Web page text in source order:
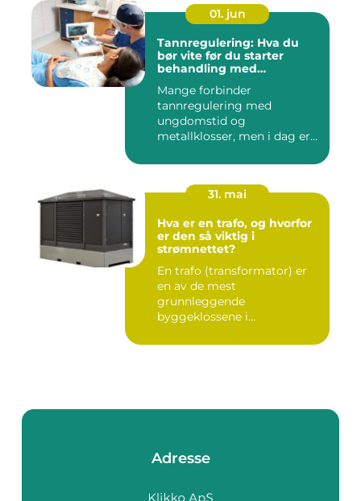
01. jun
Tannregulering: Hva du
bør vite før du starter
behandling med
Mange forbinder
tannregulering med
ungdomstid og
metallklosser, men i dag er
31. mai
Hva er en trafo, og hvorfor
er den så viktig i
strømnettet?
En trafo (transformator) er
en av de mest
grunnleggende
byggeklossene i
transforma...
Adresse